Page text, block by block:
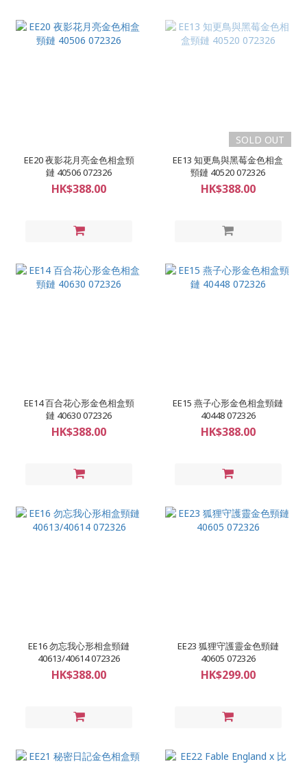
EE20 夜影花月亮金色相盒頸
鏈 40506 072326
HK$388.00
SOLD OUT
EE13 知更鳥與黑莓金色相盒
頸鏈 40520 072326
HK$388.00
EE14 百合花心形金色相盒頸
鏈 40630 072326
HK$388.00
EE15 燕子心形金色相盒頸鏈
40448 072326
HK$388.00
EE16 勿忘我心形相盒頸鏈
40613/40614 072326
HK$388.00
EE23 狐狸守護靈金色頸鏈
40605 072326
HK$299.00